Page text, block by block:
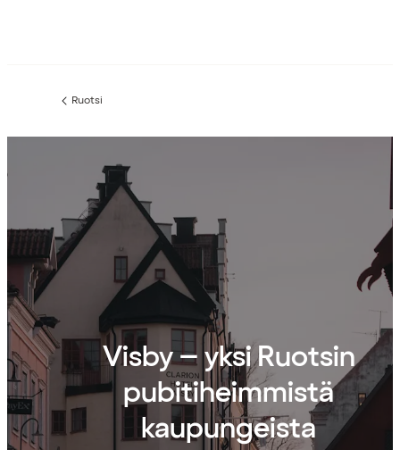
Edellinen
Ruotsi
Visby – yksi Ruotsin
pubitiheimmistä
kaupungeista